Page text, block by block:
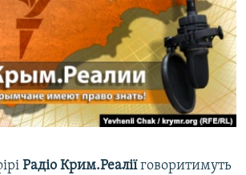
КРИМУ
Радіо Крим.Реаліїговоритимуть